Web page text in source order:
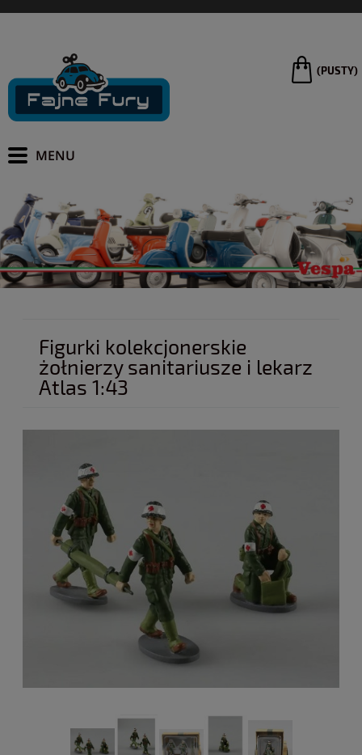
(PUSTY)
Figurki kolekcjonerskie
żołnierzy sanitariusze i lekarz
Atlas 1:43